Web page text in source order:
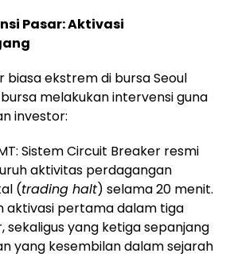
Pasar: Aktivasi
biasa ekstrem di bursa Seoul
melakukan intervensi guna
investor:
Sistem Circuit Breaker resmi
aktivitas perdagangan
(trading halt) selama 20 menit.
aktivasi pertama dalam tiga
sekaligus yang ketiga sepanjang
yang kesembilan dalam sejarah